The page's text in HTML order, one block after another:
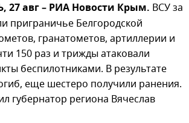
авг – РИА Новости Крым. ВСУ за
приграничье Белгородской
гранатометов, артиллерии и
150 раз и трижды атаковали
беспилотниками. В результате
еще шестеро получили ранения.
губернатор региона Вячеслав